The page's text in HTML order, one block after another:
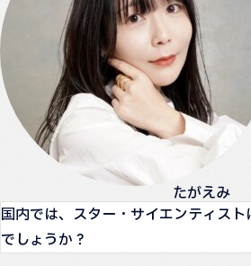
たがえみ
国内では、スター・サイエンティス
でしょうか？